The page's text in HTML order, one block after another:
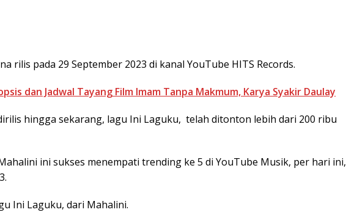
rilis pada 29 September 2023 di kanal YouTube HITS Records.
dan Jadwal Tayang Film Imam Tanpa Makmum, Karya Syakir Daulay
hingga sekarang, lagu Ini Laguku, telah ditonton lebih dari 200 ribu
ini sukses menempati trending ke 5 di YouTube Musik, per hari ini,
Ini Laguku, dari Mahalini.